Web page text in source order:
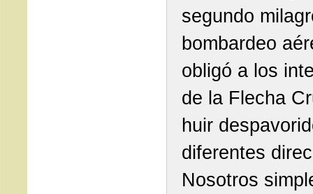
segundo
bombardeo
obligó a los
de la Flecha
huir
diferentes
Nosotros